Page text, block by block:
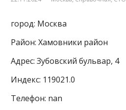
город: Москва
Район: Хамовники район
Адрес: Зубовский бульвар, 4
Индекс: 119021.0
Телефон: nan